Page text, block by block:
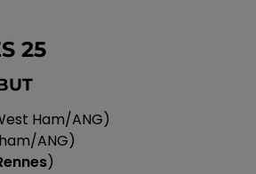
25
Ham/ANG)
ANG)
)